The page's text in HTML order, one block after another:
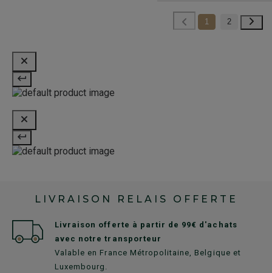
1 2
LIVRAISON RELAIS OFFERTE
Livraison offerte à partir de 99€ d'achats
avec notre transporteur
Valable en France Métropolitaine, Belgique et
Luxembourg.